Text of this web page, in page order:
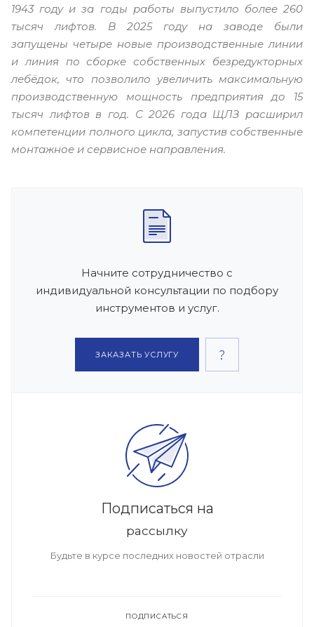
1943 году и за годы работы выпустило более 260
тысяч лифтов. В 2025 году на заводе были
запущены четыре новые производственные линии
и линия по сборке собственных безредукторных
лебёдок, что позволило увеличить максимальную
производственную мощность предприятия до 15
тысяч лифтов в год. С 2026 года ЩЛЗ расширил
компетенции полного цикла, запустив собственные
монтажное и сервисное направления.
Начните сотрудничество с
индивидуальной консультации по подбору
инструментов и услуг.
ЗАКАЗАТЬ УСЛУГУ
Подписаться на
рассылку
Будьте в курсе последних новостей отрасли
ПОДПИСАТЬСЯ